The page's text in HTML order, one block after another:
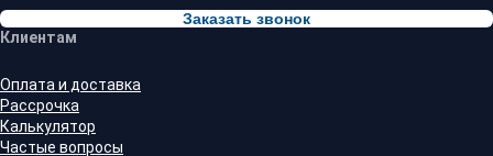
Заказать звонок
Клиентам
Оплата и доставка
Рассрочка
Калькулятор
Частые вопросы